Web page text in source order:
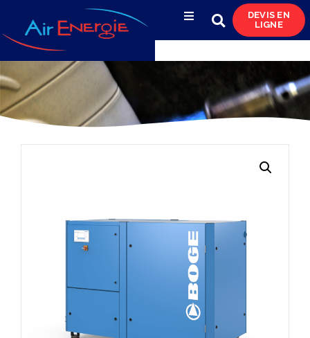
& condensats
Occasions
& locations
DEVIS EN
LIGNE